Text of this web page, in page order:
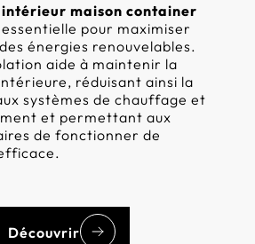
maison container
pour maximiser
énergies renouvelables.
aide à maintenir la
réduisant ainsi la
systèmes de chauffage et
et permettant aux
de fonctionner de
Découvrir